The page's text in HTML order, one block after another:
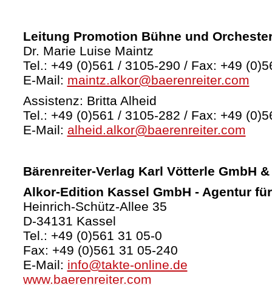
Leitung Promotion Bühne und
Dr. Marie Luise Maintz
Tel.: +49 (0)561 / 3105-290 / Fax: +49
E-Mail: maintz.alkor@baerenreiter.com
Assistenz: Britta Alheid
Tel.: +49 (0)561 / 3105-282 / Fax: +49
E-Mail: alheid.alkor@baerenreiter.com
Bärenreiter-Verlag Karl Vötterle GmbH &
Alkor-Edition Kassel GmbH - Agentur
Heinrich-Schütz-Allee 35
D-34131 Kassel
Tel.: +49 (0)561 31 05-0
Fax: +49 (0)561 31 05-240
E-Mail: info@takte-online.de
www.baerenreiter.com